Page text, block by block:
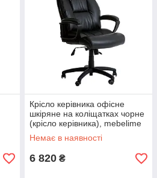
Крісло керівника офісне
шкіряне на коліщатках чорне
(крісло керівника), mebelime
Немає в наявності
6 820 ₴